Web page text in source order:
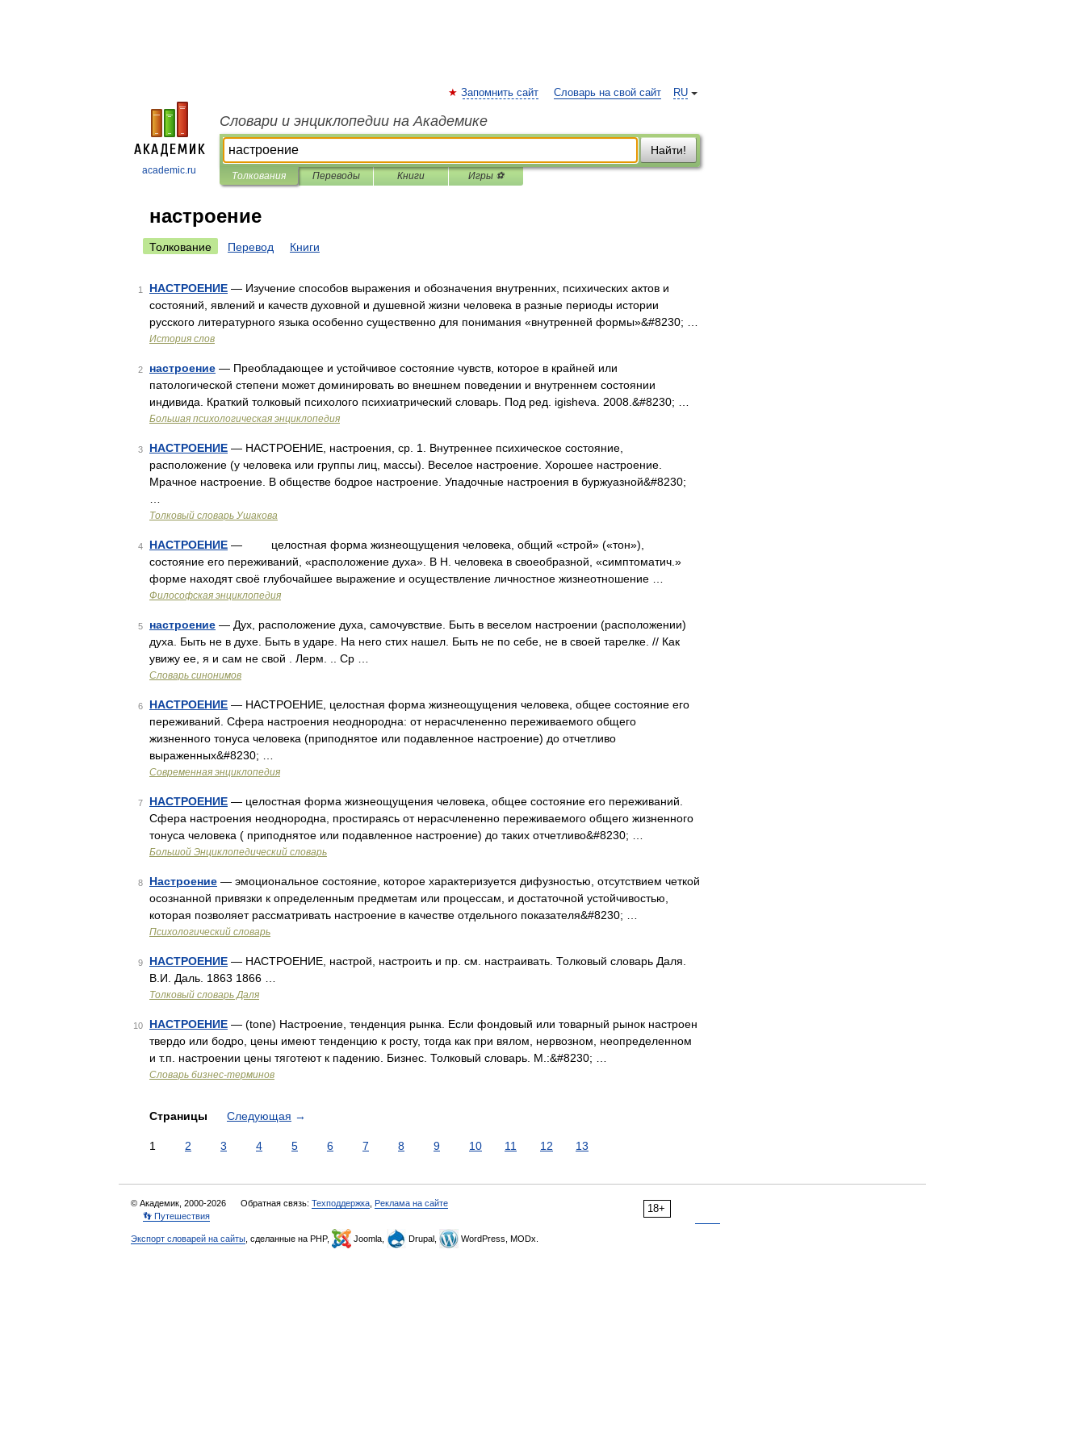
academic.ru
RU
Запомнить сайт Словарь на свой сайт
Словари и энциклопедии на Академике
Найти!
Толкования Переводы Книги Игры ⚽
настроение
Толкование Перевод Книги
1 НАСТРОЕНИЕ — Изучение способов выражения и обозначения внутренних, психических актов и
состояний, явлений и качеств духовной и душевной жизни человека в разные периоды истории
русского литературного языка особенно существенно для понимания «внутренней формы»&#8230; …
История слов
2 настроение — Преобладающее и устойчивое состояние чувств, которое в крайней или
патологической степени может доминировать во внешнем поведении и внутреннем состоянии
индивида. Краткий толковый психолого психиатрический словарь. Под ред. igisheva. 2008.&#8230; …
Большая психологическая энциклопедия
3 НАСТРОЕНИЕ — НАСТРОЕНИЕ, настроения, ср. 1. Внутреннее психическое состояние,
расположение (у человека или группы лиц, массы). Веселое настроение. Хорошее настроение.
Мрачное настроение. В обществе бодрое настроение. Упадочные настроения в буржуазной&#8230;
Толковый словарь Ушакова
4 НАСТРОЕНИЕ — целостная форма жизнеощущения человека, общий «строй» («тон»),
состояние его переживаний, «расположение духа». В Н. человека в своеобразной, «симптоматич.»
форме находят своё глубочайшее выражение и осуществление личностное жизнеотношение …
Философская энциклопедия
5 настроение — Дух, расположение духа, самочувствие. Быть в веселом настроении (расположении)
духа. Быть не в духе. Быть в ударе. На него стих нашел. Быть не по себе, не в своей тарелке. // Как
увижу ее, я и сам не свой . Лерм. .. Ср …
Словарь синонимов
6 НАСТРОЕНИЕ — НАСТРОЕНИЕ, целостная форма жизнеощущения человека, общее состояние его
переживаний. Сфера настроения неоднородна: от нерасчлененно переживаемого общего
жизненного тонуса человека (приподнятое или подавленное настроение) до отчетливо
выраженных&#8230; …
Современная энциклопедия
7 НАСТРОЕНИЕ — целостная форма жизнеощущения человека, общее состояние его переживаний.
Сфера настроения неоднородна, простираясь от нерасчлененно переживаемого общего жизненного
тонуса человека ( приподнятое или подавленное настроение) до таких отчетливо&#8230; …
Большой Энциклопедический словарь
8 Настроение — эмоциональное состояние, которое характеризуется дифузностью, отсутствием четкой
осознанной привязки к определенным предметам или процессам, и достаточной устойчивостью,
которая позволяет рассматривать настроение в качестве отдельного показателя&#8230; …
Психологический словарь
9 НАСТРОЕНИЕ — НАСТРОЕНИЕ, настрой, настроить и пр. см. настраивать. Толковый словарь Даля.
В.И. Даль. 1863 1866 …
Толковый словарь Даля
10 НАСТРОЕНИЕ — (tone) Настроение, тенденция рынка. Если фондовый или товарный рынок настроен
твердо или бодро, цены имеют тенденцию к росту, тогда как при вялом, нервозном, неопределенном
и т.п. настроении цены тяготеют к падению. Бизнес. Толковый словарь. М.:&#8230; …
Словарь бизнес-терминов
Страницы Следующая →
1 2 3 4 5 6 7 8 9 10 11 12 13
18+
© Академик, 2000-2026 Обратная связь: Техподдержка Реклама на сайте
👣 Путешествия
Экспорт словарей на сайты , сделанные на PHP, Joomla, Drupal, WordPress, MODx.